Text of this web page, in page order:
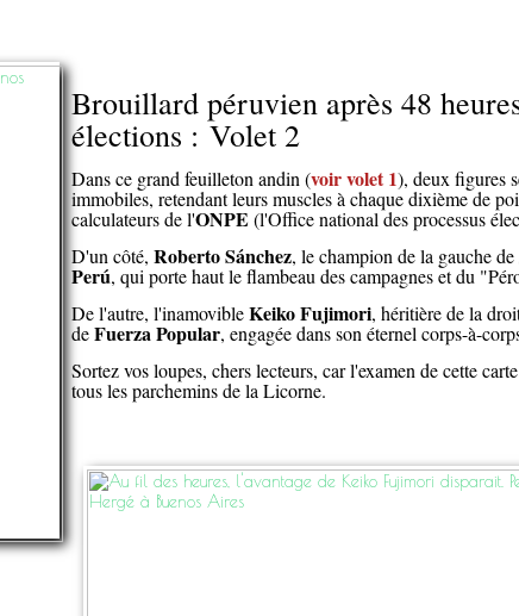
Brouillard péruvien après 48
élections : Volet 2
Dans ce grand feuilleton andin (voir volet 1), deux figures
immobiles, retendant leurs muscles à chaque dixième de
calculateurs de l'ONPE (l'Office national des processus
D'un côté, Roberto Sánchez, le champion de la gauche de
Perú, qui porte haut le flambeau des campagnes et du
De l'autre, l'inamovibleKeiko Fujimori, héritière de la
deFuerza Popular, engagée dans son éternel corps-à-
Sortez vos loupes, chers lecteurs, car l'examen de cette
tous les parchemins de la Licorne.